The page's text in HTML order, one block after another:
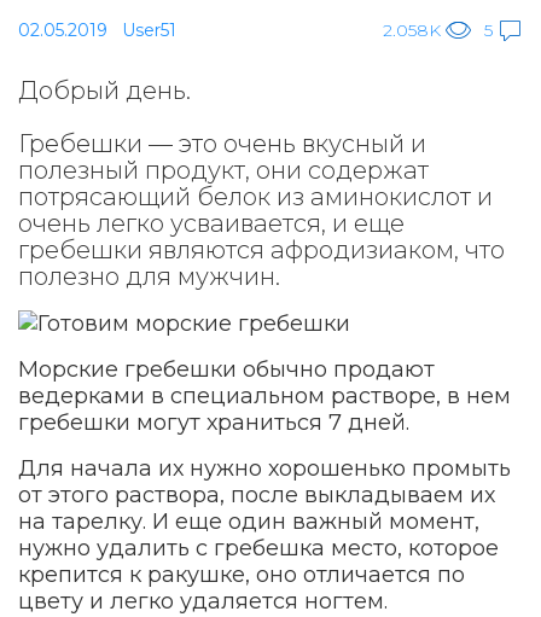
02.05.2019 User51 2.058K 5
Добрый день.
Гребешки — это очень вкусный и
полезный продукт, они содержат
потрясающий белок из аминокислот и
очень легко усваивается, и еще
гребешки являются афродизиаком, что
полезно для мужчин.
Морские гребешки обычно продают
ведерками в специальном растворе, в нем
гребешки могут храниться 7 дней.
Для начала их нужно хорошенько промыть
от этого раствора, после выкладываем их
на тарелку. И еще один важный момент,
нужно удалить с гребешка место, которое
крепится к ракушке, оно отличается по
цвету и легко удаляется ногтем.